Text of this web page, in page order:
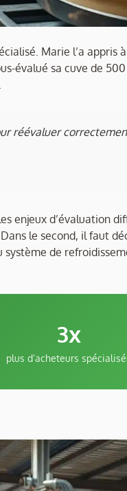
Marie l’a appris
évalué sa cuve de
réévaluer
enjeux d’évaluation
le second, il faut
système de
3x
plus d’acheteurs